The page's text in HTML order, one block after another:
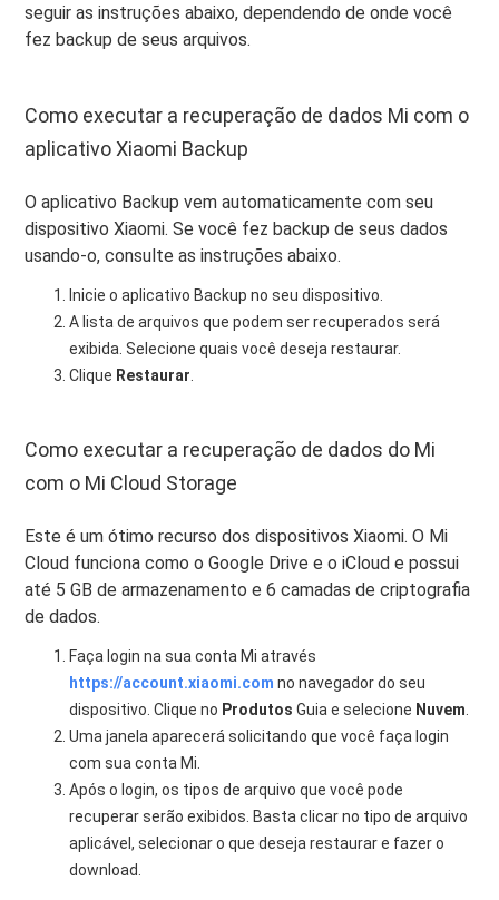
seguir as instruções abaixo, dependendo de onde você
fez backup de seus arquivos.
Como executar a recuperação de dados Mi com o
aplicativo Xiaomi Backup
O aplicativo Backup vem automaticamente com seu
dispositivo Xiaomi. Se você fez backup de seus dados
usando-o, consulte as instruções abaixo.
Inicie o aplicativo Backup no seu dispositivo.
A lista de arquivos que podem ser recuperados será
exibida. Selecione quais você deseja restaurar.
Clique Restaurar
Como executar a recuperação de dados do Mi
com o Mi Cloud Storage
Este é um ótimo recurso dos dispositivos Xiaomi. O Mi
Cloud funciona como o Google Drive e o iCloud e possui
até 5 GB de armazenamento e 6 camadas de criptografia
de dados.
Faça login na sua conta Mi através
https://account.xiaomi.com no navegador do seu
dispositivo. Clique no ProdutosGuia e selecione Nuvem
Uma janela aparecerá solicitando que você faça login
com sua conta Mi.
Após o login, os tipos de arquivo que você pode
recuperar serão exibidos. Basta clicar no tipo de arquivo
aplicável, selecionar o que deseja restaurar e fazer o
download.